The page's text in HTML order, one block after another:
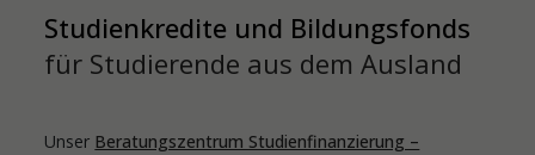
Studienkredite und Bildungsfonds
für Studierende aus dem Ausland
Unser Beratungszentrum Studienfinanzierung –